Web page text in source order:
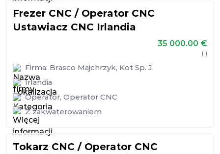
Frezer CNC / Operator CNC
Ustawiacz CNC Irlandia
35 000.00 €
( )
Firma: Brasco Majchrzyk, Kot Sp. J.
Irlandia
Operator, Operator CNC
Z zakwaterowaniem
Tokarz CNC / Operator CNC